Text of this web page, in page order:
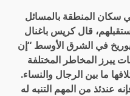
المنطقة بالمسائل
قال كريس باغنال
في الشرق الأوسط “إن
يبرز المخاطر المختلفة
ما بين الرجال والنساء.
عندئذ من المهم التنبه له